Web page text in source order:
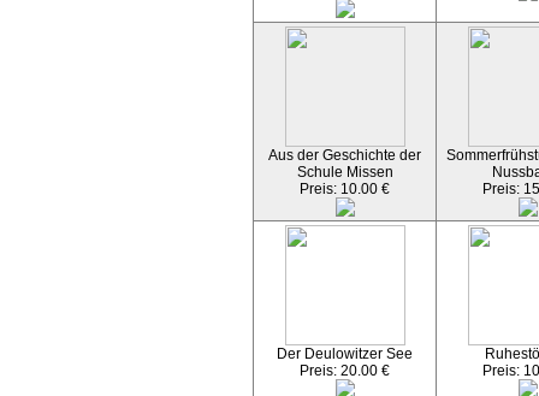
Aus der Geschichte der
Schule Missen
Preis: 10.00 €
Preis:
Der Deulowitzer See
Preis: 20.00 €
Preis: